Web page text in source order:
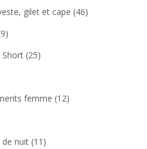
gilet et cape (46)
Short (25)
femme (12)
de nuit (11)